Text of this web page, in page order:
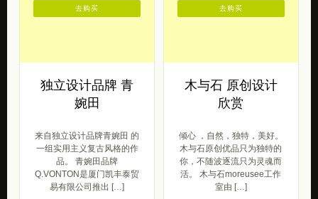
独立设计品牌 青
婉田
来自独立设计品牌青婉田 的
一组实用主义复古风格的作
品。 青婉田品牌
Q.VONTON是厦门凯丰泰贸
易有限公司推出 […]
去购买
木与石 原创设计
欣赏
倾心 ，自然，独特，美好。
木与石原创优品只为独特的
你，不随波逐流只为灵魂而
活。 木与石moreusee工作
室由 […]
去购买